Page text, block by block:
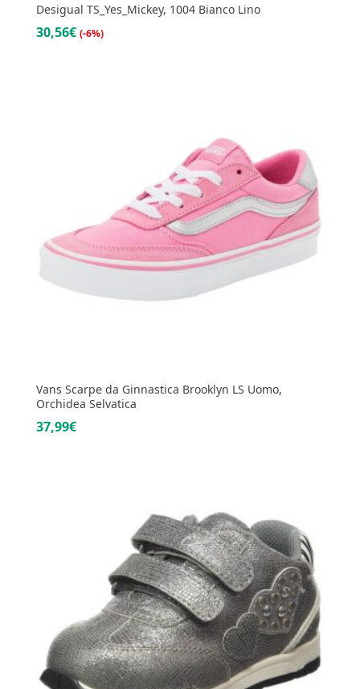
Desigual TS_Yes_Mickey, 1004 Bianco Lino
30,56€ (-6%)
Vans Scarpe da Ginnastica Brooklyn LS Uomo,
Orchidea Selvatica
37,99€